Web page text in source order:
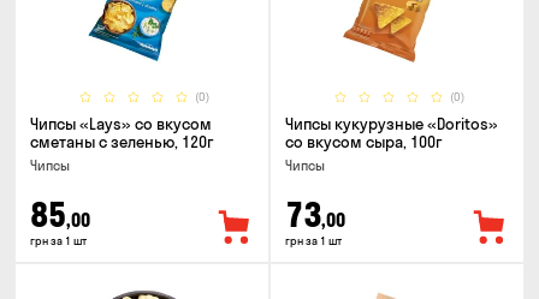
(0)
Чипсы «Lays» со вкусом
сметаны с зеленью, 120г
Чипсы
85,00
грн за 1 шт
(0)
Чипсы кукурузные «Doritos»
со вкусом сыра, 100г
Чипсы
73,00
грн за 1 шт